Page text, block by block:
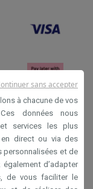
à chacune de vos
données nous
services les plus
direct ou via des
personnalisées et de
d’adapter
de vous faciliter le
sans accepter